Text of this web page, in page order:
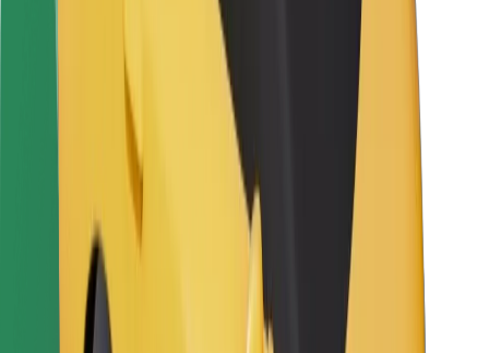
„Bolt Food“
Automobilių nuomos įmonių savininkams
Restoranams
„Bolt for Business“
Paslaugų teikėjai
Sąlygos
Slapukai